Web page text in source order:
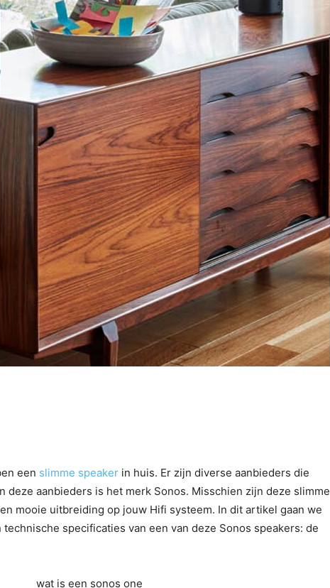
een slimme speaker in huis. Er zijn diverse aanbieders die
deze aanbieders is het merk Sonos. Misschien zijn deze slimme
mooie uitbreiding op jouw Hifi systeem. In dit artikel gaan we
specificaties van een van deze Sonos speakers: de